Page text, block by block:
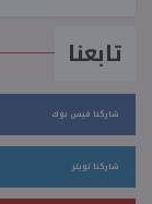
تابعنا
شاركنا فيس بوك
شاركنا تويتر